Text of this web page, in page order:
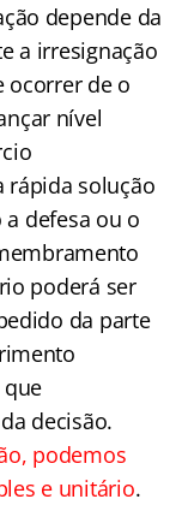
depende da
a irresignação
ocorrer de o
nível
solução
defesa ou o
poderá ser
da parte
decisão.
podemos
e unitário.